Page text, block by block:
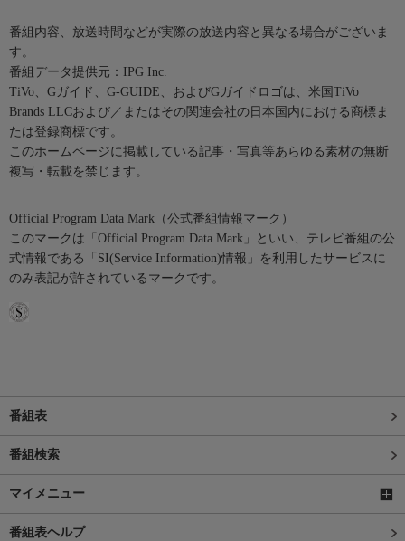
番組内容、放送時間などが実際の放送内容と異なる場合がございま
す。
番組データ提供元：IPG Inc.
TiVo、Gガイド、G-GUIDE、およびGガイドロゴは、米国TiVo
Brands LLCおよび／またはその関連会社の日本国内における商標ま
たは登録商標です。
このホームページに掲載している記事・写真等あらゆる素材の無断
複写・転載を禁じます。
Official Program Data Mark（公式番組情報マーク）
このマークは「Official Program Data Mark」といい、テレビ番組の公
式情報である「SI(Service Information)情報」を利用したサービスに
のみ表記が許されているマークです。
番組表
番組検索
マイメニュー
番組表ヘルプ